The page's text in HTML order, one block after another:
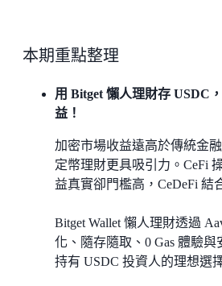
本期重點整理
用 Bitget 懶人理財存 USDC
益！
加密市場收益遠高於傳統金
定幣理財更具吸引力。CeFi
益真實卻門檻高，CeDeFi 結
Bitget Wallet 懶人理財透過
化、隨存隨取、0 Gas 體驗
持有 USDC 投資人的理想選